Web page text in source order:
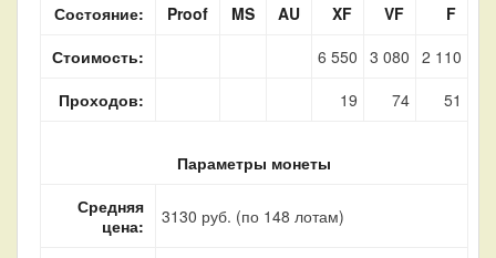
Состояние:
Proof MS AU XF VF
F
Стоимость:
6 550 3 080 2 110
Проходов:
19 74 51
Параметры монеты
Средняя
цена:
3130 руб. (по 148 лотам)